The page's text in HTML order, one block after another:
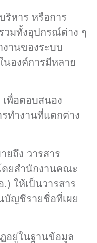
ริหาร หรือการ
วมทั้งอุปกรณ์ต่าง ๆ
งานของระบบ
นองค์การมีหลาย
พื่อตอบสนอง
ทำงานที่แตกต่าง
ยถึง วารสาร
ดยสำนักงานคณะ
ให้เป็นวารสาร
บัญชีรายชื่อที่เผย
อยู่ในฐานข้อมูล